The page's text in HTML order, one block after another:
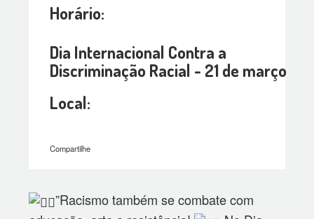
Horário:
Dia Internacional Contra a
Discriminação Racial - 21 de março
Local:
Compartilhe
”Racismo também se combate com